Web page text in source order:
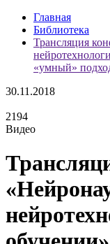
Главная
Библиотека
Трансляция
«умный»
30.11.2018
2194
Видео